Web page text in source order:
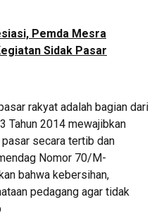
Pemda Mesra
Sidak Pasar
rakyat adalah bagian dari
Tahun 2014 mewajibkan
secara tertib dan
Nomor 70/M-
bahwa kebersihan,
pedagang agar tidak